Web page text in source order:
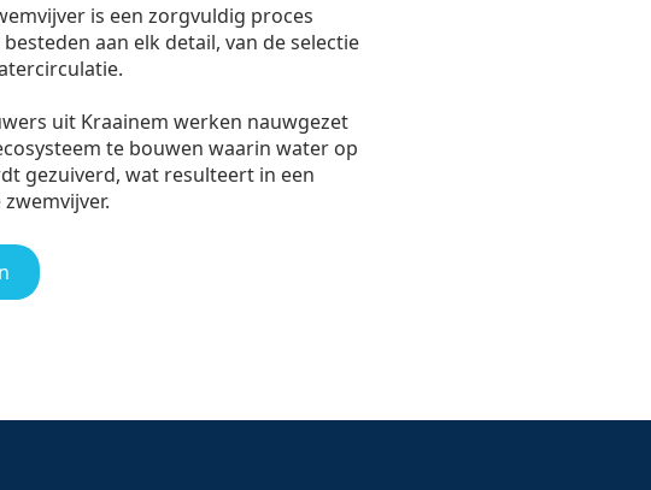
is een zorgvuldig proces
aan elk detail, van de selectie
uit Kraainem werken nauwgezet
te bouwen waarin water op
gezuiverd, wat resulteert in een